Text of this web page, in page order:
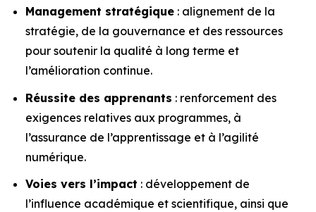
Management stratégique : alignement de la
stratégie, de la gouvernance et des ressources
pour soutenir la qualité à long terme et
l’amélioration continue.
Réussite des apprenants : renforcement des
exigences relatives aux programmes, à
l’assurance de l’apprentissage et à l’agilité
numérique.
Voies vers l’impact : développement de
l’influence académique et scientifique, ainsi que